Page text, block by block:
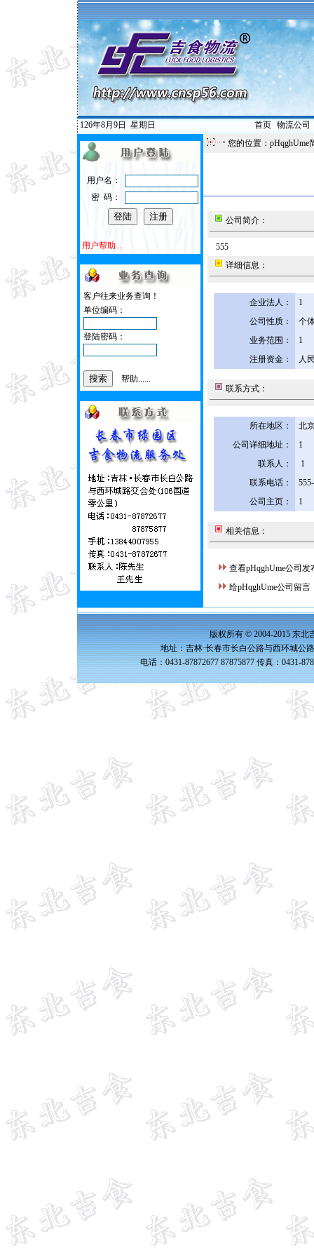
126年8月9日 星期日 首页| 物流公司
用户名：
密 码：
用户帮助...
客户往来业务查询！
单位编码：
登陆密码：
帮助......
您的位置：pHqghUme
公司简介：
555
详细信息：
企业法人：
1
公司性质：
个
业务范围：
1
注册资金：
人
联系方式：
所在地区：
北
公司详细地址：
1
联系人：
1
联系电话：
公司主页：
1
相关信息：
查看pHqghUme公司发
给pHqghUme公司留言
版权所有 © 2004-2015 东北
地址：吉林·长春市长白公路与西环城公
电话：0431-87872677 87875877 传真：0431-